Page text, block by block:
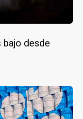
bajo desde